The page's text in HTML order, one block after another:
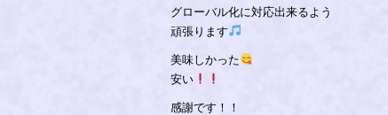
グローバル化に対応出来るよう
頑張ります
美味しかった
安い
感謝です！！